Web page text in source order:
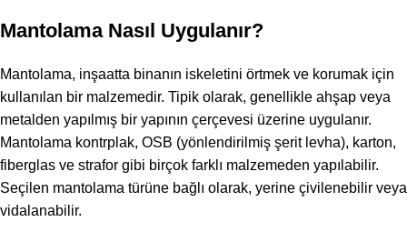
Mantolama Nasıl Uygulanır?
Mantolama, inşaatta binanın iskeletini örtmek ve korumak için
kullanılan bir malzemedir. Tipik olarak, genellikle ahşap veya
metalden yapılmış bir yapının çerçevesi üzerine uygulanır.
Mantolama kontrplak, OSB (yönlendirilmiş şerit levha), karton,
fiberglas ve strafor gibi birçok farklı malzemeden yapılabilir.
Seçilen mantolama türüne bağlı olarak, yerine çivilenebilir veya
vidalanabilir.